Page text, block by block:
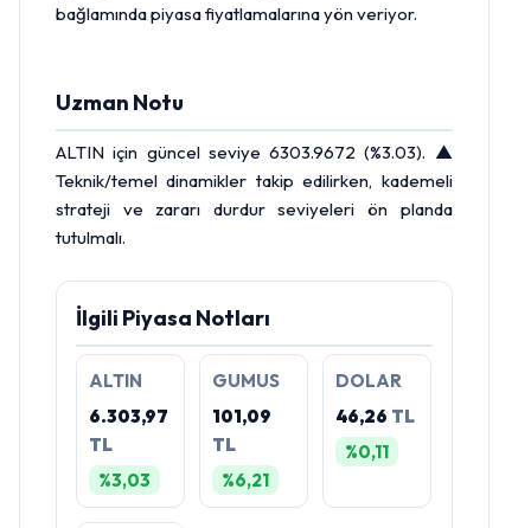
bağlamında piyasa fiyatlamalarına yön veriyor.
Uzman Notu
ALTIN için güncel seviye 6303.9672 (%3.03). ▲
Teknik/temel dinamikler takip edilirken, kademeli
strateji ve zararı durdur seviyeleri ön planda
tutulmalı.
İlgili Piyasa Notları
ALTIN
6.303,97
TL
%3,03
GUMUS
101,09
TL
%6,21
DOLAR
46,26 TL
%0,11